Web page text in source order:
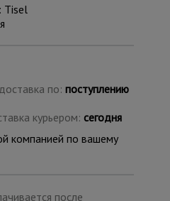
товаров
Tisel
по: поступлению
курьером: сегодня
компанией по вашему
после